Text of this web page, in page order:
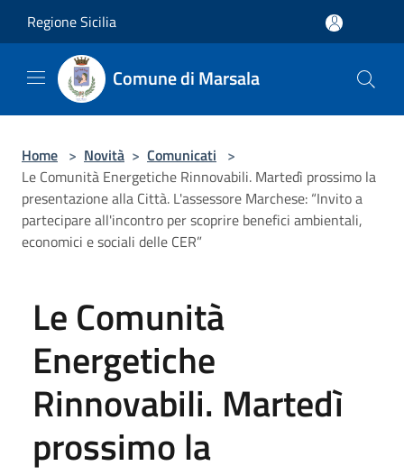
Regione Sicilia
Comune di Marsala
Home > Novità > Comunicati >
Le Comunità Energetiche Rinnovabili. Martedì prossimo la
presentazione alla Città. L'assessore Marchese: “Invito a
partecipare all'incontro per scoprire benefici ambientali,
economici e sociali delle CER”
Le Comunità
Energetiche
Rinnovabili. Martedì
prossimo la